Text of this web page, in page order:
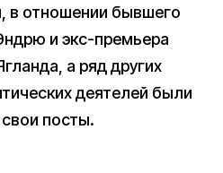
в отношении бывшего
и экс-премьера
а ряд других
деятелей были
посты.